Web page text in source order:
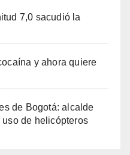
7,0 sacudió la
y ahora quiere
de Bogotá: alcalde
de helicópteros